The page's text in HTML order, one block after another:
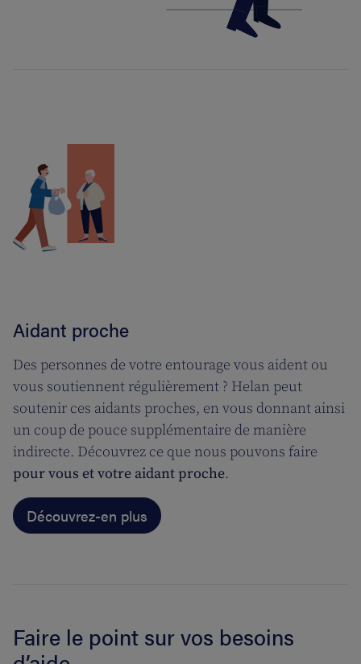
Aidant proche
Des personnes de votre entourage vous aident ou
vous soutiennent régulièrement ? Helan peut
soutenir ces aidants proches, en vous donnant ainsi
un coup de pouce supplémentaire de manière
indirecte. Découvrez ce que nous pouvons faire
pour vous et votre aidant proche.
Découvrez-en plus
Faire le point sur vos besoins